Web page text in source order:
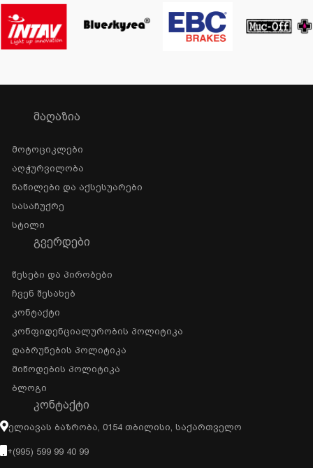
ᲛᲐᲦᲐᲖᲘᲐ
Მოტოციკლები
Აღჭურვილობა
Ნაწილები Და Აქსესუარები
Სასაჩუქრე
Სტილი
ᲒᲕᲔᲠᲓᲔᲑᲘ
Წესები Და Პირობები
Ჩვენ Შესახებ
Კონტაქტი
Კონფიდენციალურობის Პოლიტიკა
Დაბრუნების Პოლიტიკა
Მიწოდების Პოლიტიკა
Ბლოგი
ᲙᲝᲜᲢᲐᲥᲢᲘ
Ელიავას Ბაზრობა, 0154 Თბილისი, Საქართველო
+(995) 599 99 40 99